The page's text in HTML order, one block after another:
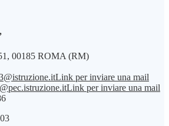
00185 ROMA (RM)
Link per inviare una mail
Link per inviare una mail